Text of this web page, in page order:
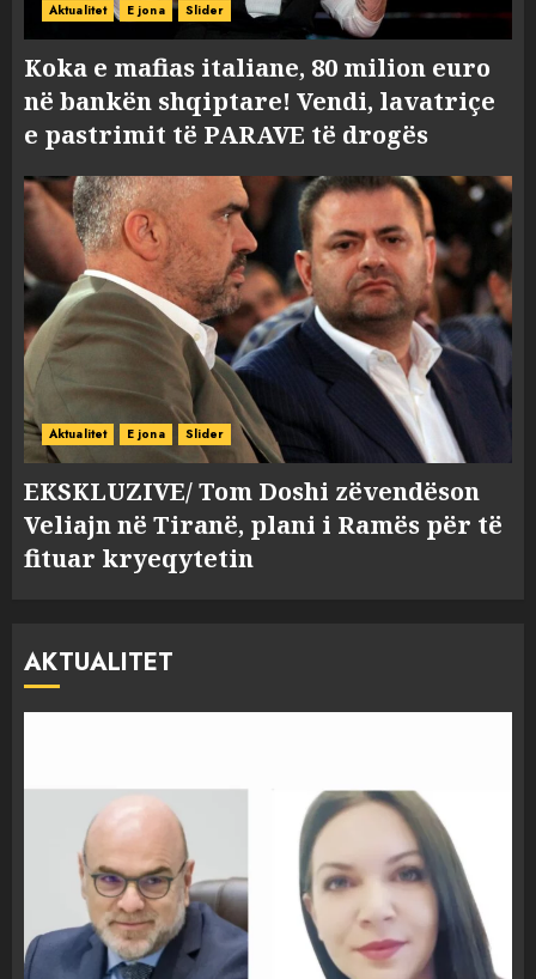
Aktualitet E jona Slider
Koka e mafias italiane, 80 milion euro
në bankën shqiptare! Vendi, lavatriçe
e pastrimit të PARAVE të drogës
Aktualitet E jona Slider
EKSKLUZIVE/ Tom Doshi zëvendëson
Veliajn në Tiranë, plani i Ramës për të
fituar kryeqytetin
AKTUALITET